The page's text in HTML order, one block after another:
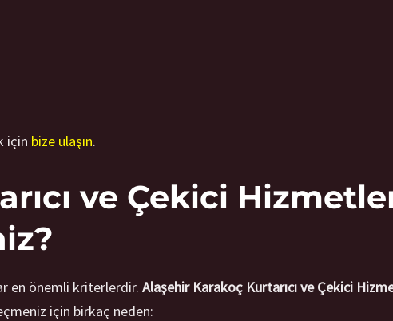
için bize ulaşın.
ve Çekici
en önemli kriterlerdir. Alaşehir Karakoç Kurtarıcı ve Çekici
için birkaç neden: